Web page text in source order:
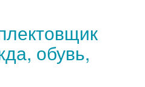
обувь,